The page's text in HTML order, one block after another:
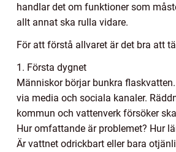
handlar det om funktioner som
allt annat ska rulla vidare.
För att förstå allvaret är det bra att
1. Första dygnet
Människor börjar bunkra
via media och sociala kanaler.
kommun och vattenverk försöker
Hur omfattande är problemet? Hur
Är vattnet odrickbart eller bara